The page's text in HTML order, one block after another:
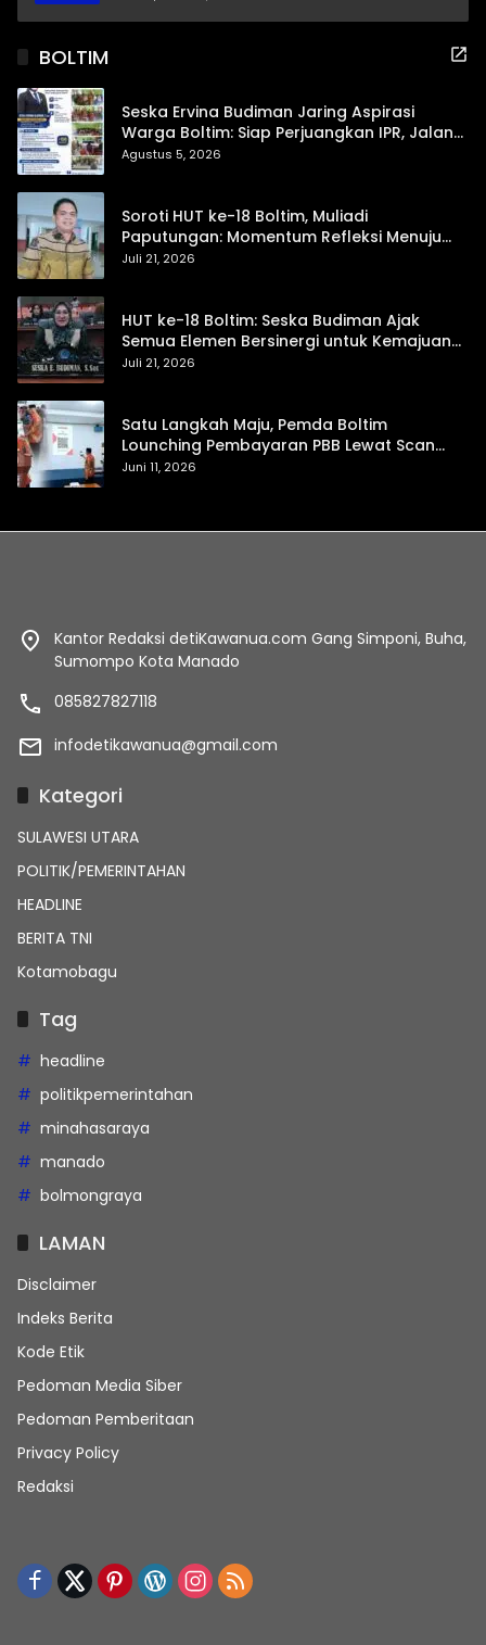
BOLTIM
Seska Ervina Budiman Jaring Aspirasi
Warga Boltim: Siap Perjuangkan IPR, Jalan
Trans, hingga Pemasaran UMKM
Agustus 5, 2026
Soroti HUT ke-18 Boltim, Muliadi
Paputungan: Momentum Refleksi Menuju
Daerah Mandiri dan Berdaya Saing
Juli 21, 2026
HUT ke-18 Boltim: Seska Budiman Ajak
Semua Elemen Bersinergi untuk Kemajuan
Daerah
Juli 21, 2026
Satu Langkah Maju, Pemda Boltim
Lounching Pembayaran PBB Lewat Scan
Qris
Juni 11, 2026
Kantor Redaksi detiKawanua.com Gang Simponi, Buha,
Sumompo Kota Manado
085827827118
infodetikawanua@gmail.com
Kategori
SULAWESI UTARA
POLITIK/PEMERINTAHAN
HEADLINE
BERITA TNI
Kotamobagu
Tag
headline
politikpemerintahan
minahasaraya
manado
bolmongraya
LAMAN
Disclaimer
Indeks Berita
Kode Etik
Pedoman Media Siber
Pedoman Pemberitaan
Privacy Policy
Redaksi